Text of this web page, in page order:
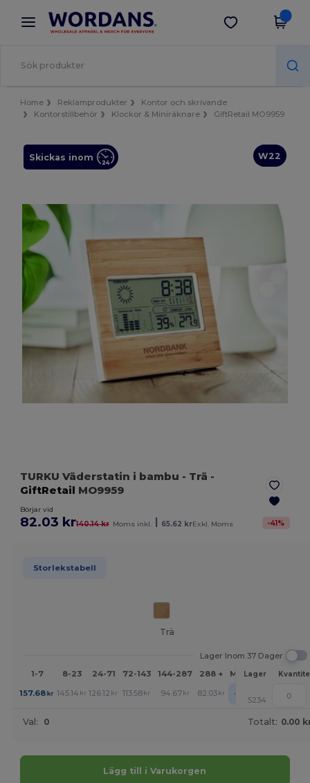
× Wordans-app
Bättre priser i appen!
Hämta app
Home Reklamprodukter
Kontor och skrivande
Kontorstillbehör
Klockor & Miniräknare GiftRetail MO9959
W22
Skickas inom
TURKU Väderstatin i bambu - Trä -
GiftRetail MO9959
Börjar vid
82.03 kr140.14 kr Moms inkl. 65.62 krExkl. Moms -41%
Storlekstabell
Trä
Lager Inom 37 Dager
1-7
8-23 24-71 72-143 144-287 288 + MerLager
157.68kr 145.14 kr 126.12 kr 113.58 kr 94.67 kr 82.03 kr + 5234
Val: 0 Totalt: 0.00
Lägg till i Varukorgen